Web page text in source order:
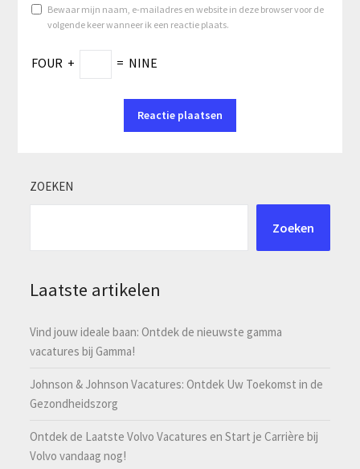
Bewaar mijn naam, e-mailadres en website in deze browser voor de
volgende keer wanneer ik een reactie plaats.
FOUR + = NINE
ZOEKEN
Zoeken
Laatste artikelen
Vind jouw ideale baan: Ontdek de nieuwste gamma
vacatures bij Gamma!
Johnson & Johnson Vacatures: Ontdek Uw Toekomst in de
Gezondheidszorg
Ontdek de Laatste Volvo Vacatures en Start je Carrière bij
Volvo vandaag nog!